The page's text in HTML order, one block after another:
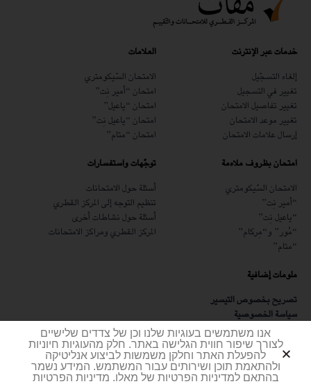
خدمات عبر الإنترنت
إلغاء التسجّيل
تغيير في التسجيل
تغيير تفاصيل الامتحان
تغيير موعد الامتحان
إرسال علامات الامتحان
العلامات
الامتحان السّيكومتري
امتحان “أمير نِت”
امتحان “ياعيل”
امتحان “ياعيل نِت”
امتحان “متام”
امتحان بظروف ملاءمة
الامتحان السّيكومتري
“أمير نِت”
“ياعيل نِت”
“مُور” و“مِركام”
“متام”
توجّهات واستفسارات
أسئلة حول الامتحانات
تنظيم التوجه إلى المركز القطري
أسئلة حول نشاطات أخرى
المركز القطري ومراكز الامتحانات
ملومات إضافية
تصريح بخصوص التيسير
سياسة الخصوصية
شهادة أمن المعلومات
مطلوب
אנו משתמשים בעוגיות שלנו וכן של צדדים שלישיים
לצורך שיפור חווית הגלישה באתר. חלק מהעוגיות חיוניות
להפעלת האתר וחלקן משמשות לביצוע אנליטיקה
ולהתאמת תוכן ושירותים עבור המשתמש. המידע נשמר
בהתאם למדיניות הפרטיות של מאלו. מדיניות הפרטיות